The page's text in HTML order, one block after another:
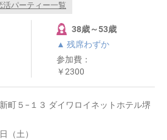
活パーティー一覧
38歳～53歳
▲ 残席わずか
参加費：
￥2300
町５−１３ ダイワロイネットホテル堺
（土）